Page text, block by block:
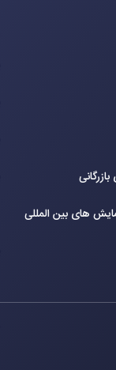
های بین‌ المللی